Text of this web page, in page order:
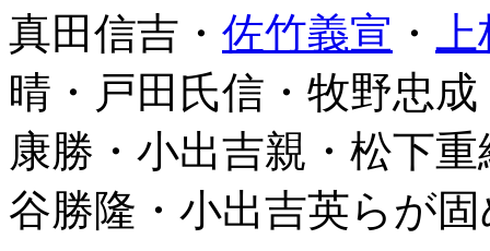
真田信吉・ 佐竹義宣 ・
晴・戸田氏信・牧野忠成
康勝・小出吉親・松下
谷勝隆・小出吉英らが